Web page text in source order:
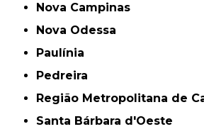
Nova Campinas
Nova Odessa
Paulínia
Pedreira
Região Metropolitana de
Santa Bárbara d'Oeste